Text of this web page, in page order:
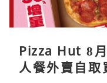
Pizza Hut 8
人餐外賣自取